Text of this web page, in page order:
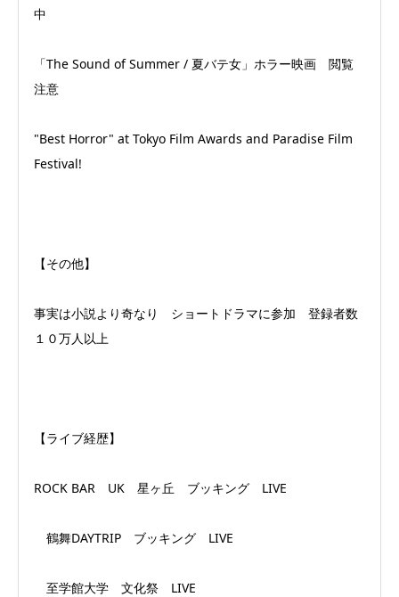
中
「The Sound of Summer / 夏バテ女」ホラー映画 閲覧
注意
"Best Horror" at Tokyo Film Awards and Paradise Film
Festival!
【その他】
事実は小説より奇なり ショートドラマに参加 登録者数
１０万人以上
【ライブ経歴】
ROCK BAR UK 星ヶ丘 ブッキング LIVE
鶴舞DAYTRIP ブッキング LIVE
至学館大学 文化祭 LIVE